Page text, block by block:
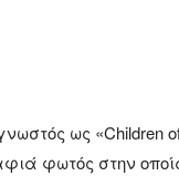
ως «Children
φωτός στην